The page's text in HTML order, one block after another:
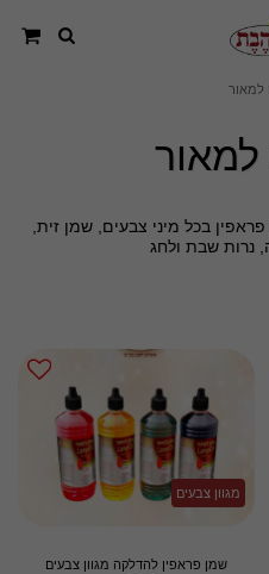
למאור
בכל מיני צבעים, שמן זית,
נרות שבת ולחג
מגוון צבעים
שמן פראפין להדלקה מגוון צבעים